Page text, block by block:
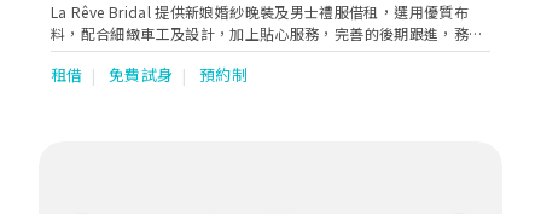
La Rêve Bridal 提供新娘婚紗晚裝及男士禮服借租，選用優質布
料，配合細緻車工及設計，加上貼心服務，完善的後期跟進，務求
讓新人們可輕輕鬆鬆選擇最適合的禮服，令婚禮更添完美。
租借 免費試身 預約制